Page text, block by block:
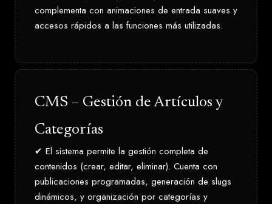
complementa con animaciones de entrada suaves y
accesos rápidos a las funciones más utilizadas.
CMS – Gestión de Artículos y
Categorías
✔ El sistema permite la gestión completa de
contenidos (crear, editar, eliminar). Cuenta con
publicaciones programadas, generación de slugs
dinámicos, y organización por categorías y